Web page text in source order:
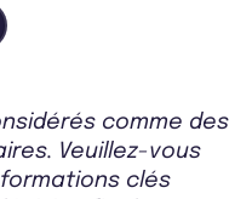
comme des
Veuillez-vous
clés